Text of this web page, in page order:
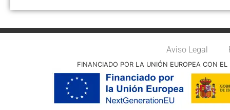
Aviso Legal
FINANCIADO POR LA UNIÓN EUROPEA CON